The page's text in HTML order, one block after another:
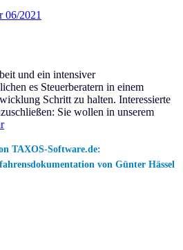
2021
und ein intensiver
es Steuerberatern in einem
Schritt zu halten. Interessierte
Sie wollen in unserem
TAXOS-Software.de:
von Günter Hässel